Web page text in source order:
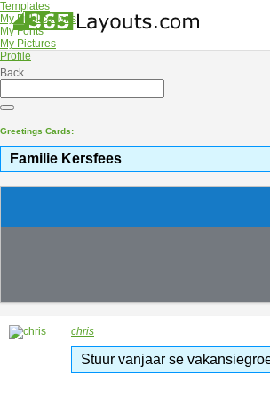
Templates
My Publications
My Fonts
My Pictures
Profile
Back
Greetings Cards:
Familie Kersfees
chris
Stuur vanjaar se